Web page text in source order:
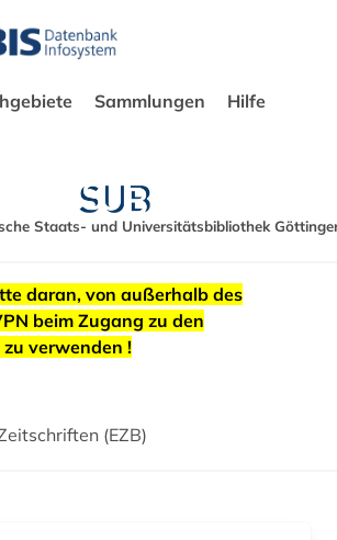
Sammlungen Hilfe
Staats- und Universitätsbibliothek
daran, von außerhalb des
beim Zugang zu den
verwenden !
(EZB)